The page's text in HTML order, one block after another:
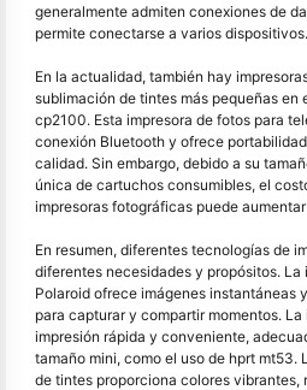
generalmente admiten conexiones de
permite conectarse a varios dispositivos.
En la actualidad, también hay
sublimación de tintes más pequeñas en
cp2100. Esta impresora de fotos para
conexión Bluetooth y ofrece
calidad. Sin embargo, debido a su
única de cartuchos consumibles, el
impresoras fotográficas puede
En resumen, diferentes tecnologías de
diferentes necesidades y propósitos. La
Polaroid ofrece imágenes instantáneas
para capturar y compartir momentos.
impresión rápida y conveniente,
tamaño mini, como el uso de hprt mt53.
de tintes proporciona colores vibrantes,